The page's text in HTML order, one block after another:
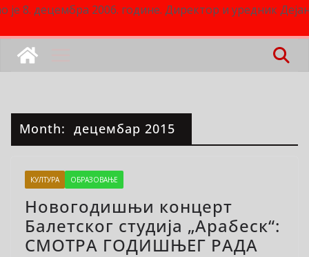
је 8. децембра 2006. године. Директор и уредник
Month: децембар 2015
КУЛТУРА ОБРАЗОВАЊЕ
Новогодишњи концерт
Балетског студија „Арабеск“:
СМОТРА ГОДИШЊЕГ РАДА